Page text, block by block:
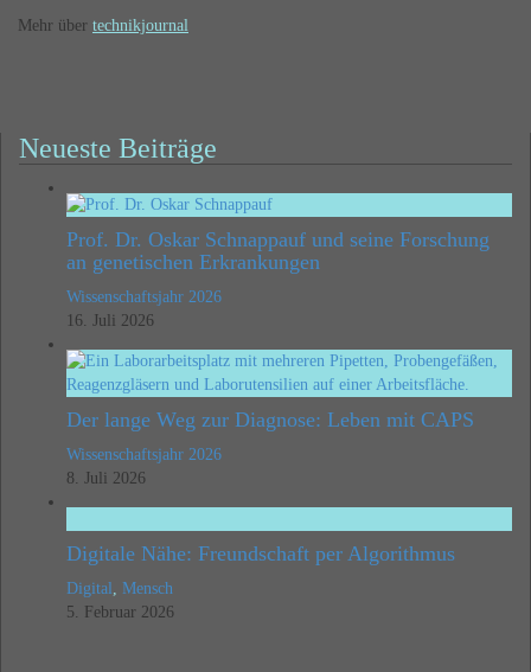
Mehr über technikjournal
Neueste Beiträge
Prof. Dr. Oskar Schnappauf und seine Forschung
an genetischen Erkrankungen
Wissenschaftsjahr 2026
16. Juli 2026
Der lange Weg zur Diagnose: Leben mit CAPS
Wissenschaftsjahr 2026
8. Juli 2026
Digitale Nähe: Freundschaft per Algorithmus
Digital, Mensch
5. Februar 2026